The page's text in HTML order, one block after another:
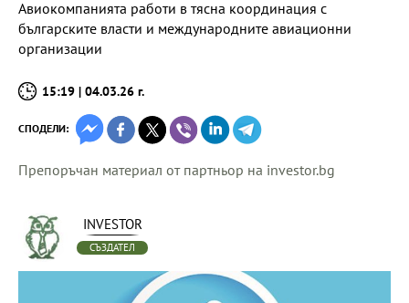
Авиокомпанията работи в тясна координация с
българските власти и международните авиационни
организации
15:19 | 04.03.26 г.
СПОДЕЛИ:
Препоръчан материал от партньор на investor.bg
INVESTOR
СЪЗДАТЕЛ